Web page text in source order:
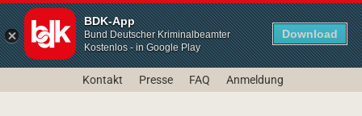
BDK-App
Bund Deutscher Kriminalbeamter
Kostenlos - in Google Play
Download
Kontakt Presse FAQ Anmeldung